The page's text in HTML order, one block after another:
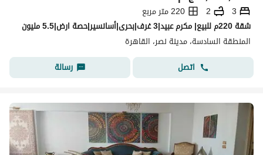
3
2
220 متر مربع
شقة 220م للبيع| مكرم عبيد|3 غرف|بحرى|أسانسير|حصة ارض|5.5 مليون
المنطقة السادسة، مدينة نصر، القاهرة
اتصل
رسالة